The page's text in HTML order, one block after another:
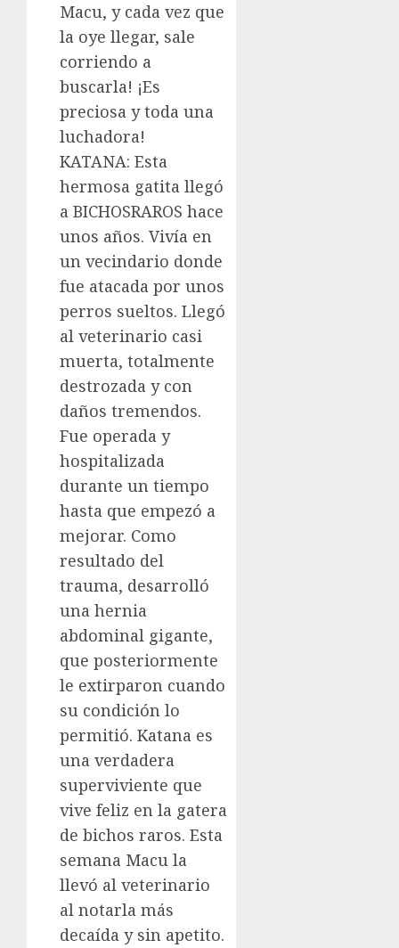
Macu, y cada vez que
la oye llegar, sale
corriendo a
buscarla! ¡Es
preciosa y toda una
luchadora!
KATANA: Esta
hermosa gatita llegó
a BICHOSRAROS hace
unos años. Vivía en
un vecindario donde
fue atacada por unos
perros sueltos. Llegó
al veterinario casi
muerta, totalmente
destrozada y con
daños tremendos.
Fue operada y
hospitalizada
durante un tiempo
hasta que empezó a
mejorar. Como
resultado del
trauma, desarrolló
una hernia
abdominal gigante,
que posteriormente
le extirparon cuando
su condición lo
permitió. Katana es
una verdadera
superviviente que
vive feliz en la gatera
de bichos raros. Esta
semana Macu la
llevó al veterinario
al notarla más
decaída y sin apetito.